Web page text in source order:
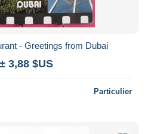
- Greetings from Dubai
± 3,88 $US
Particulier